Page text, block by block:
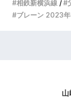
相鉄新横浜線
ブレーン 2023
山